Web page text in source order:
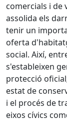
comercials i de
assolida els
tenir un
oferta
social. Així,
s'estableixen
protecció
estat de
i el procés de
eixos cívics